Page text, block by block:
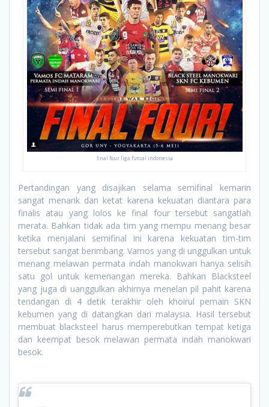
final four liga futsal indonesia
Pertandingan yang disajikan selama semifinal kemarin
sangat menarik dan ketat karena kekuatan diantara para
finalis atau yang lolos ke final four tersebut sangatlah
merata. Bahkan tidak ada tim yang mempu menang besar
ketika menjalani semifinal ini karena kekuatan tim-tim
tersebut sangat berimbang. Vamos yang di unggulkan untuk
menang melawan permata indah manokwari hanya selisih
satu gol untuk kemenangan mereka. Bahkan Blacksteel
yang juga di uanggulkan akhirnya menelan pil pahit karena
tendangan di 4 detik terakhir oleh khoirul pemain SKN
kebumen yang di datangkan dari malaysia. Hasil tersebut
membuat blacksteel harus memperebutkan tempat ketiga
dan keempat besok melawan permata indah manokwari
besok.